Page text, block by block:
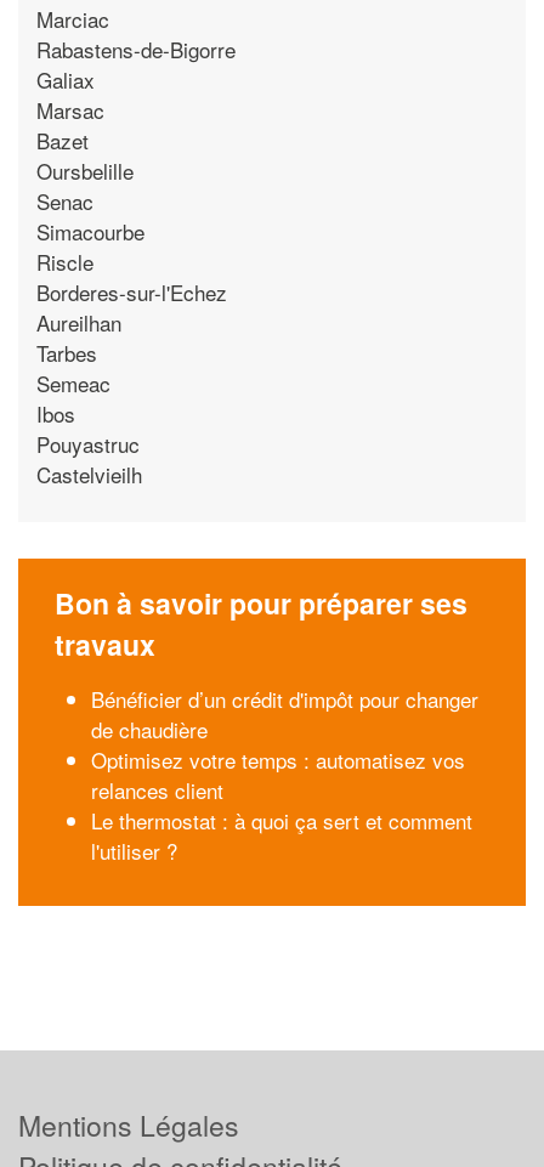
Marciac
Rabastens-de-Bigorre
Galiax
Marsac
Bazet
Oursbelille
Senac
Simacourbe
Riscle
Borderes-sur-l'Echez
Aureilhan
Tarbes
Semeac
Ibos
Pouyastruc
Castelvieilh
Bon à savoir pour préparer ses
travaux
Bénéficier d’un crédit d'impôt pour changer
de chaudière
Optimisez votre temps : automatisez vos
relances client
Le thermostat : à quoi ça sert et comment
l'utiliser ?
Mentions Légales